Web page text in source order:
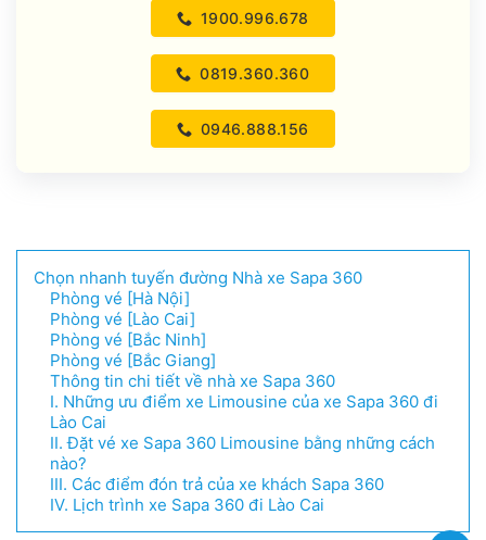
1900.996.678
0819.360.360
0946.888.156
Chọn nhanh tuyến đường Nhà xe Sapa 360
Phòng vé [Hà Nội]
Phòng vé [Lào Cai]
Phòng vé [Bắc Ninh]
Phòng vé [Bắc Giang]
Thông tin chi tiết về nhà xe Sapa 360
I. Những ưu điểm xe Limousine của xe Sapa 360 đi
Lào Cai
II. Đặt vé xe Sapa 360 Limousine bằng những cách
nào?
III. Các điểm đón trả của xe khách Sapa 360
IV. Lịch trình xe Sapa 360 đi Lào Cai